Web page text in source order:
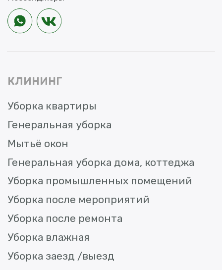
Политика конфиденциальности
Пользовательское соглашение
ИНН: 643300739978
© «ЧИСТЫЙ ДОМ»
2025. Все права защищены.